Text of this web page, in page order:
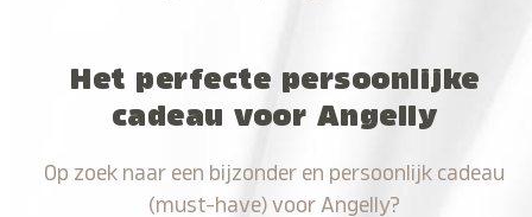
Het perfecte persoonlijke
cadeau voor Angelly
Op zoek naar een bijzonder en persoonlijk cadeau
(must-have) voor Angelly?